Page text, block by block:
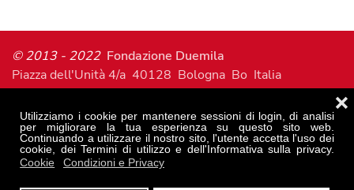
Utilizziamo i cookie per mantenere sessioni di login, di analisi
per migliorare la tua esperienza su questo sito web.
Continuando a utilizzare il nostro sito, l'utente accetta l'uso dei
cookie, dei Termini di utilizzo e dell'Informativa sulla privacy.
Cookie
Condizioni e Privacy
❌
© 2013 - 2022 Fondazione Duemila
Piazza dell'Unità 4/a 40128 Bologna Bo Italia
T. 051 0473421 F. 051 0473395
sede amministrativa:
P.zza della Pace 9 40013 Castel Maggiore Bo
T. 051 460952 F. 051 6270493